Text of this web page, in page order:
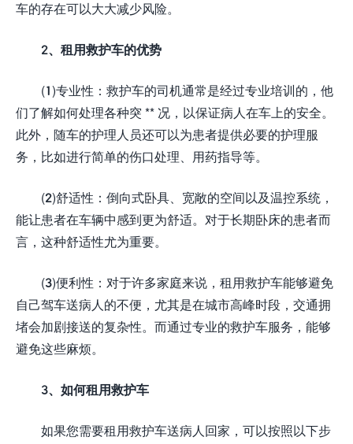
车的存在可以大大减少风险。
2、租用救护车的优势
(1)专业性：救护车的司机通常是经过专业培训的，他
们了解如何处理各种突 ** 况，以保证病人在车上的安全。
此外，随车的护理人员还可以为患者提供必要的护理服
务，比如进行简单的伤口处理、用药指导等。
(2)舒适性：倒向式卧具、宽敞的空间以及温控系统，
能让患者在车辆中感到更为舒适。对于长期卧床的患者而
言，这种舒适性尤为重要。
(3)便利性：对于许多家庭来说，租用救护车能够避免
自己驾车送病人的不便，尤其是在城市高峰时段，交通拥
堵会加剧接送的复杂性。而通过专业的救护车服务，能够
避免这些麻烦。
3、如何租用救护车
如果您需要租用救护车送病人回家，可以按照以下步